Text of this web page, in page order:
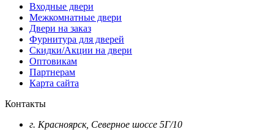
Входные двери
Межкомнатные двери
Двери на заказ
Фурнитура для дверей
Скидки/Акции на двери
Оптовикам
Партнерам
Карта сайта
Контакты
г. Красноярск, Северное шоссе 5Г/10